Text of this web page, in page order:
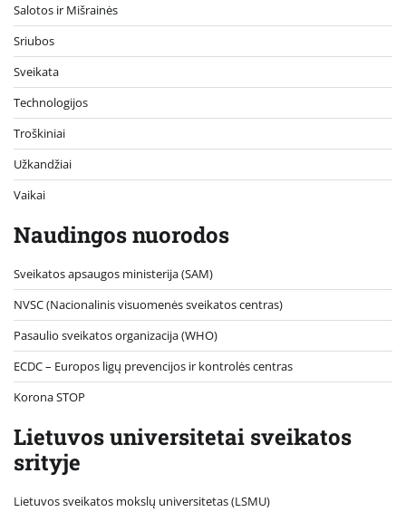
Salotos ir Mišrainės
Sriubos
Sveikata
Technologijos
Troškiniai
Užkandžiai
Vaikai
Naudingos nuorodos
Sveikatos apsaugos ministerija (SAM)
NVSC (Nacionalinis visuomenės sveikatos centras)
Pasaulio sveikatos organizacija (WHO)
ECDC – Europos ligų prevencijos ir kontrolės centras
Korona STOP
Lietuvos universitetai sveikatos
srityje
Lietuvos sveikatos mokslų universitetas (LSMU)